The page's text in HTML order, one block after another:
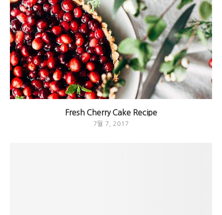
Fresh Cherry Cake Recipe
7월 7, 2017